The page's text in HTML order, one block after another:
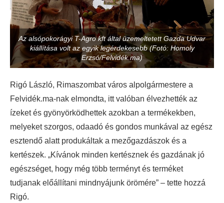
Az alsópokorágyi T-Agro kft által üzemeltetett Gazda Udvar
kiállítása volt az egyik legérdekesebb (Fotó: Homoly
Erzsó/Felvidék.ma)
Rigó László, Rimaszombat város alpolgármestere a
Felvidék.ma-nak elmondta, itt valóban élvezhették az
ízeket és gyönyörködhettek azokban a termékekben,
melyeket szorgos, odaadó és gondos munkával az egész
esztendő alatt produkáltak a mezőgazdászok és a
kertészek. „Kívánok minden kertésznek és gazdának jó
egészséget, hogy még több terményt és terméket
tudjanak előállítani mindnyájunk örömére” – tette hozzá
Rigó.